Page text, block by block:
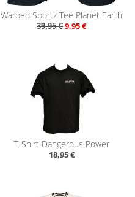
Warped Sportz Tee Planet Earth
39,95 €9,95 €
T-Shirt Dangerous Power
18,95 €